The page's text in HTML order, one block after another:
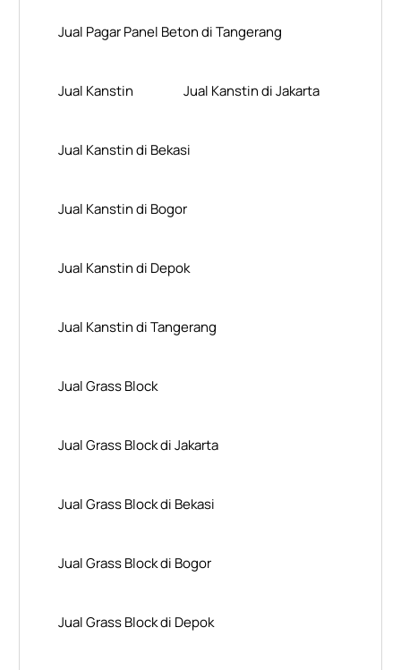
Jual Pagar Panel Beton di Tangerang
Jual Kanstin Jual Kanstin di Jakarta
Jual Kanstin di Bekasi
Jual Kanstin di Bogor
Jual Kanstin di Depok
Jual Kanstin di Tangerang
Jual Grass Block
Jual Grass Block di Jakarta
Jual Grass Block di Bekasi
Jual Grass Block di Bogor
Jual Grass Block di Depok